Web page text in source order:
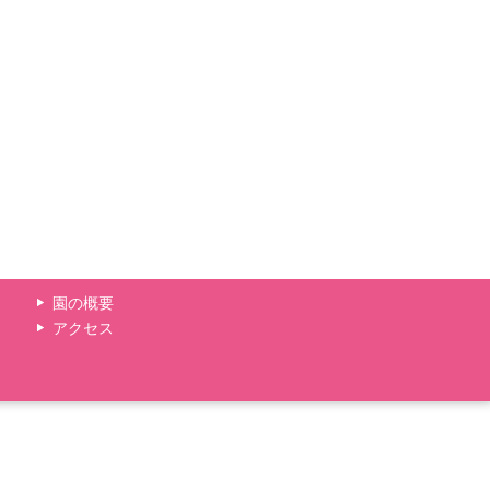
園の概要
アクセス